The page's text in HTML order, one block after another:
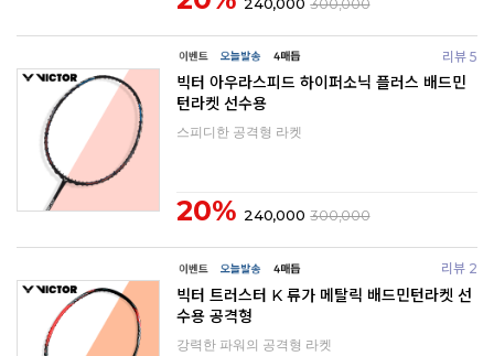
리뷰 5
빅터 아우라스피드 하이퍼소닉 플러스 배드민
턴라켓 선수용
스피디한 공격형 라켓
20% 240,000 300,000
리뷰 2
빅터 트러스터 K 류가 메탈릭 배드민턴라켓 선
수용 공격형
강력한 파워의 공격형 라켓